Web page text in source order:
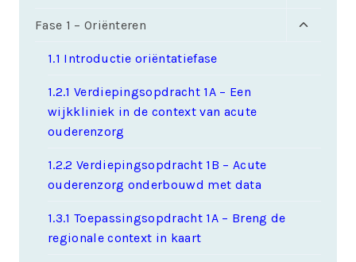
Fase 1 – Oriënteren
Toggle
1.1 Introductie oriëntatiefase
1.2.1 Verdiepingsopdracht 1A – Een
wijkkliniek in de context van acute
ouderenzorg
1.2.2 Verdiepingsopdracht 1B – Acute
ouderenzorg onderbouwd met data
1.3.1 Toepassingsopdracht 1A – Breng de
regionale context in kaart